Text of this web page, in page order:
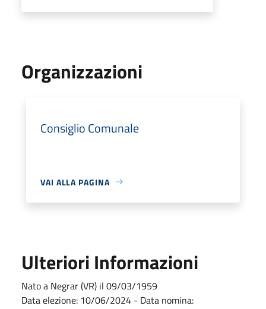
Organizzazioni
Consiglio Comunale
VAI ALLA PAGINA
Ulteriori Informazioni
Nato a Negrar (VR) il 09/03/1959
Data elezione: 10/06/2024 - Data nomina: